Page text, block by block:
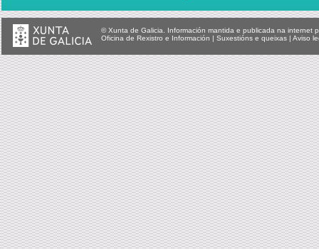
© Xunta de Galicia. Información mantida e publicada na internet
Oficina de Rexistro e Información | Suxestións e queixas | Aviso